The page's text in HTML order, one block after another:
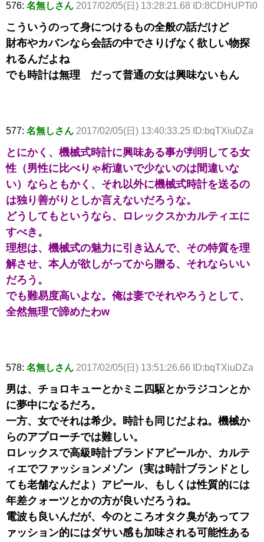
576: 名無しさん 2017/02/05(日) 13:28:21.68 ID:8CDHUPTi0
こういうのって身につけるもの全般の話だけど
財布やカバンなら会話の中でさりげなく欲しい物探
れるんだよね
でも時計は無理 だって普通の女は興味ないもん
577: 名無しさん 2017/02/05(日) 13:40:33.25 ID:bqTXiuDZa
とにかく、機械式時計に興味ある事が判明してる女
性（男性に比べりゃ桁違いで少ないのは間違いな
い）ならともかく、それ以外に機械式時計を送るの
は独り善がりとしか言えないだろうな。
どうしてもというなら、ロレックスかカルティエに
すべき。
理想は、機械式の魅力に引き込んで、その特質を理
解させ、本人が欲しがってから贈る、それならいい
だろう。
でも難易度高いよな。俺は妻でそれやろうとして、
全然無理で諦めたわw
578: 名無しさん 2017/02/05(日) 13:51:26.66 ID:bqTXiuDZa
男は、チョロキューとかミニ四駆とかラジコンとか
に夢中になるだろ。
一方、女でそれは希少。時計も同じだよね。機械か
らのアプローチでは難しい。
ロレックスで高級時計ブランドアピールか、カルテ
ィエでファッションメゾン（実は時計ブランドとし
ても老舗なんだよ）アピール、もしくは性質的には
年差クォーツとかの方が良いだろうね。
電波も良いんだが、今のところオタク臭があってフ
ァッション的にはダサい感も加味される可能性ある